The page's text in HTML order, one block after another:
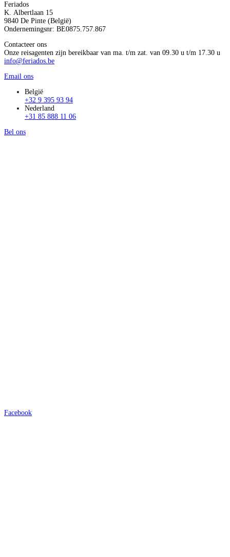
Feriados
K. Albertlaan 15
9840 De Pinte (België)
Ondernemingsnr: BE0875.757.867
Contacteer ons
Onze reisagenten zijn bereikbaar van ma. t/m zat. van 09.30 u t/m 17.30 u
info@feriados.be
Email ons
België
+32 9 395 93 94
Nederland
+31 85 888 11 06
Bel ons
Facebook